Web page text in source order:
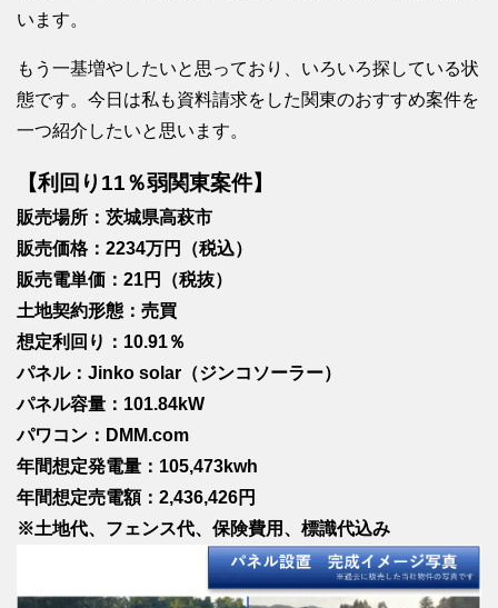
います。
もう一基増やしたいと思っており、いろいろ探している状
態です。今日は私も資料請求をした関東のおすすめ案件を
一つ紹介したいと思います。
【利回り11％弱関東案件】
販売場所：茨城県高萩市
販売価格：2234万円（税込）
販売電単価：21円（税抜）
土地契約形態：売買
想定利回り：10.91％
パネル：Jinko solar（ジンコソーラー）
パネル容量：101.84kW
パワコン：DMM.com
年間想定発電量：105,473kwh
年間想定売電額：2,436,426円
※土地代、フェンス代、保険費用、標識代込み